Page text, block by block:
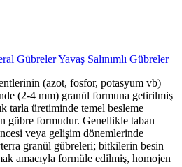
GübrelerYavaş Salınımlı Gübreler
(azot, fosfor, potasyum vb)
(2-4 mm) granül formuna getirilmiş
tarla üretiminde temel besleme
gübre formudur. Genellikle taban
veya gelişim dönemlerinde
granül gübreleri; bitkilerin besin
amacıyla formüle edilmiş, homojen